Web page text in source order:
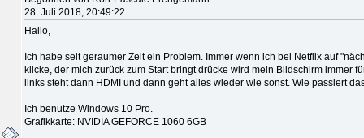
28. Juli 2018, 20:49:22
Hallo,
Ich habe seit geraumer Zeit ein Problem. Immer wenn ich bei Netflix auf
klicke, der mich zurück zum Start bringt drücke wird mein Bildschirm immer
links steht dann HDMI und dann geht alles wieder wie sonst. Wie passiert
Ich benutze Windows 10 Pro.
Grafikkarte: NVIDIA GEFORCE 1060 6GB